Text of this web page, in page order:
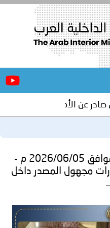
عن الأمانة العامة لمجلس
مـصر ـ 1447/12/19هـ ــ الموافق 2026/06/05 م -
زيت سيارات مجهول المصدر داخل